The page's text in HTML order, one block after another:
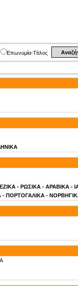
Επωνυμία-Τίτλος
- ΡΩΣΙΚΑ -
ΠΟΡΤΟΓΑΛΙΚΑ -